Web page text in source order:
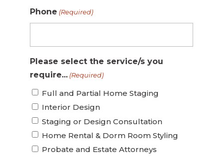
Phone (Required)
Please select the service/s you
require... (Required)
Full and Partial Home Staging
Interior Design
Staging or Design Consultation
Home Rental & Dorm Room Styling
Probate and Estate Attorneys